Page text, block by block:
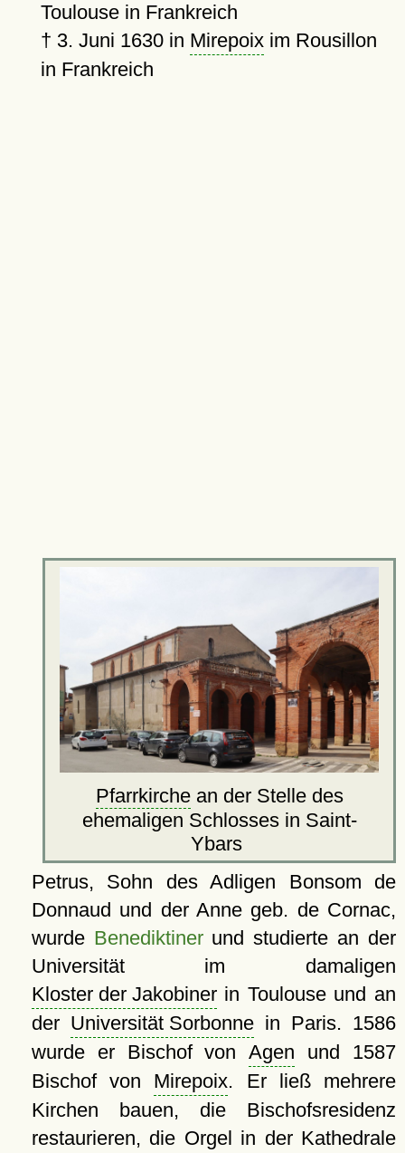
Toulouse in Frankreich
† 3. Juni 1630in Mirepoixim Rousillon
in Frankreich
Pfarrkirchean der Stelle des
ehemaligen Schlosses in Saint-
Ybars
Petrus, Sohn des Adligen Bonsom de
Donnaud und der Anne geb. de Cornac,
wurde Benediktinerund studierte an der
Universität im damaligen
Kloster der Jakobinerin Toulouse und an
der Universität Sorbonnein Paris. 1586
wurde er Bischof vonAgen und 1587
Bischof von Mirepoix. Er ließ mehrere
Kirchen bauen, die Bischofsresidenz
restaurieren, die Orgel in der Kathedrale